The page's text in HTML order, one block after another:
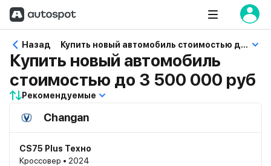
Назад Купить новый автомобиль стоимостью до 3 500 000 руб
Купить новый автомобиль
стоимостью до 3 500 000 руб
Рекомендуемые
Changan
CS75 Plus Техно
Кроссовер • 2024